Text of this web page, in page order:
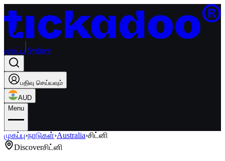
முகப்பு Sydney
பதிவு செய்யவும்
AUD
Menu
முகப்பு›நாடுகள்›Australia›சிட்னி
Discoverசிட்னி